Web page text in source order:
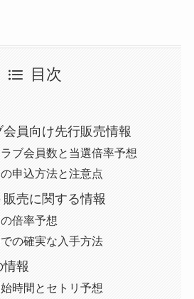
目次
員向け先行販売情報
ブ会員数と当選倍率予想
申込方法と注意点
売に関する情報
倍率予想
の確実な入手方法
情報
時間とセトリ予想